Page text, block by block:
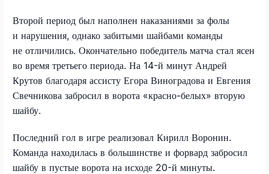
Второй период был наполнен наказаниями за фолы
и нарушения, однако забитыми шайбами команды
не отличились. Окончательно победитель матча стал ясен
во время третьего периода. На 14-й минут Андрей
Крутов благодаря ассисту Егора Виноградова и Евгения
Свечникова забросил в ворота «красно-белых» вторую
шайбу.
Последний гол в игре реализовал Кирилл Воронин.
Команда находилась в большинстве и форвард забросил
шайбу в пустые ворота на исходе 20-й минуты.